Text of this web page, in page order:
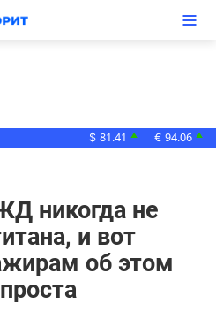
$ 81.41 ▲ € 94.06 ▲
никогда не
и вот
об этом